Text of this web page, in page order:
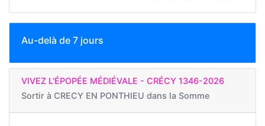
Au-delà de 7 jours
VIVEZ L'ÉPOPÉE MÉDIÉVALE - CRÉCY 1346-2026
Sortir à CRECY EN PONTHIEU dans la Somme